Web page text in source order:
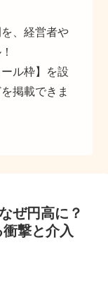
、経営者や
ル枠】を設
掲載できま
ぜ円高に？
撃と介入